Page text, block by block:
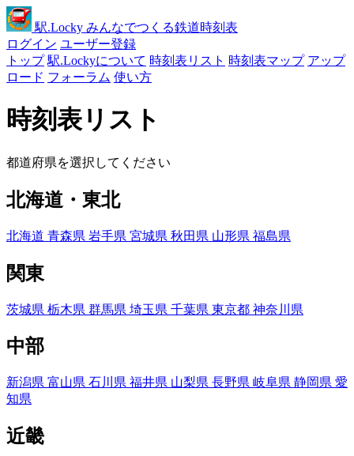
駅.Locky みんなでつくる鉄道時刻表
ログイン ユーザー登録
トップ 駅.Lockyについて 時刻表リスト 時刻表マップ アップ
ロード フォーラム 使い方
時刻表リスト
都道府県を選択してください
北海道・東北
北海道 青森県 岩手県 宮城県 秋田県 山形県 福島県
関東
茨城県 栃木県 群馬県 埼玉県 千葉県 東京都 神奈川県
中部
新潟県 富山県 石川県 福井県 山梨県 長野県 岐阜県 静岡県 愛
知県
近畿